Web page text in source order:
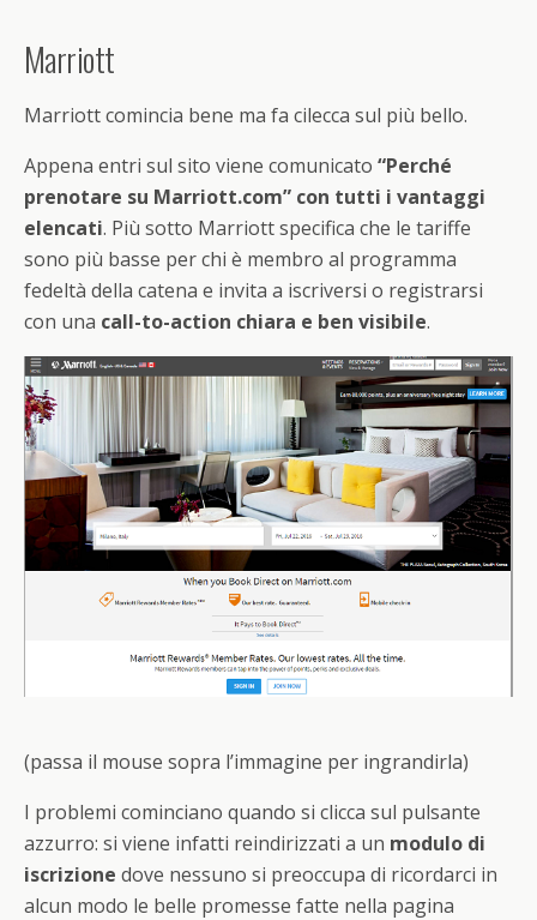
Marriott
Marriott comincia bene ma fa cilecca sul più bello.
Appena entri sul sito viene comunicato “Perché
prenotare su Marriott.com” con tutti i vantaggi
elencati. Più sotto Marriott specifica che le tariffe
sono più basse per chi è membro al programma
fedeltà della catena e invita a iscriversi o registrarsi
con una call-to-action chiara e ben visibile.
(passa il mouse sopra l’immagine per ingrandirla)
I problemi cominciano quando si clicca sul pulsante
azzurro: si viene infatti reindirizzati a un modulo di
iscrizione dove nessuno si preoccupa di ricordarci in
alcun modo le belle promesse fatte nella pagina